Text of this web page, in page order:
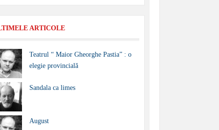
ARTICOLE
Teatrul “ Maior Gheorghe Pastia” : o
elegie provincială
Sandala ca limes
August